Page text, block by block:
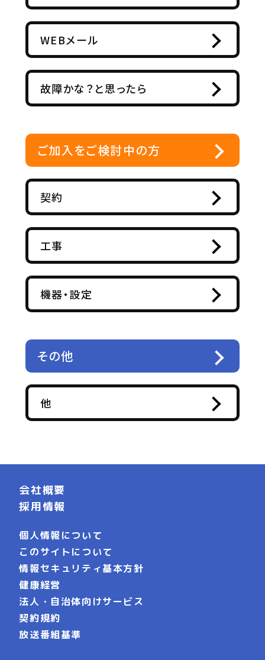
ご加入をご検討中の方
契約
工事
機器・設定
WEBメール
故障かな？と思ったら
その他
他
会社概要
採用情報
個人情報について
このサイトについて
情報セキュリティ基本方針
健康経営
法人・自治体向けサービス
契約規約
放送番組基準